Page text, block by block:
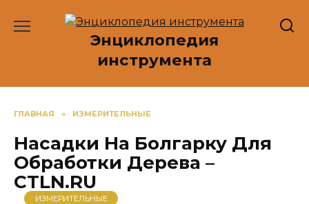
Энциклопедия
инструмента
ГЛАВНАЯ » ИЗМЕРИТЕЛЬНЫЕ
Насадки На Болгарку Для
Обработки Дерева –
CTLN.RU
ИЗМЕРИТЕЛЬНЫЕ